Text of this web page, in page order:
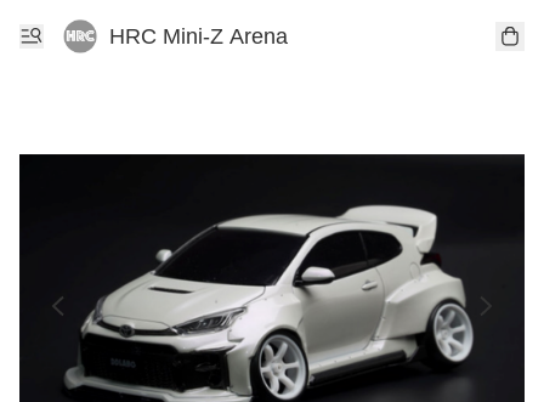
HRC Mini-Z Arena